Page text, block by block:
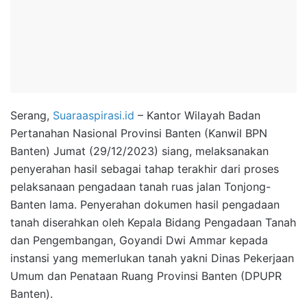
Serang, Suaraaspirasi.id – Kantor Wilayah Badan
Pertanahan Nasional Provinsi Banten (Kanwil BPN
Banten) Jumat (29/12/2023) siang, melaksanakan
penyerahan hasil sebagai tahap terakhir dari proses
pelaksanaan pengadaan tanah ruas jalan Tonjong-
Banten lama. Penyerahan dokumen hasil pengadaan
tanah diserahkan oleh Kepala Bidang Pengadaan Tanah
dan Pengembangan, Goyandi Dwi Ammar kepada
instansi yang memerlukan tanah yakni Dinas Pekerjaan
Umum dan Penataan Ruang Provinsi Banten (DPUPR
Banten).